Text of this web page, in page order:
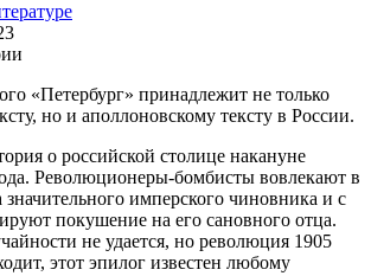
«Петербург» принадлежит не только
но и аполлоновскому тексту в России.
о российской столице накануне
Революционеры-бомбисты вовлекают в
имперского чиновника и с
покушение на его сановного отца.
не удается, но революция 1905
этот эпилог известен любому